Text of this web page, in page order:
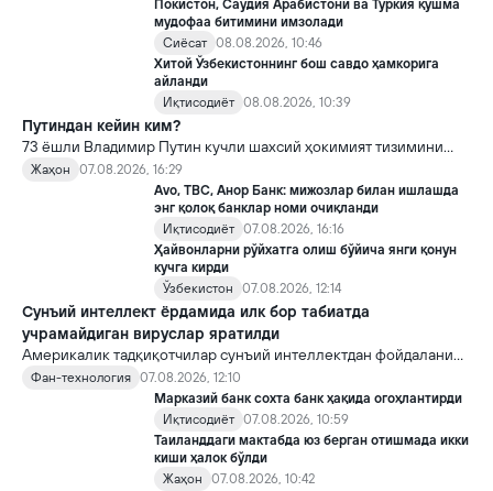
Покистон, Саудия Арабистони ва Туркия қўшма
мудофаа битимини имзолади
Сиёсат 08.08.2026, 10:46
Хитой Ўзбекистоннинг бош савдо ҳамкорига
айланди
Иқтисодиёт 08.08.2026, 10:39
Путиндан кейин ким?
73 ёшли Владимир Путин кучли шахсий ҳокимият тизимини
яратди, аммо ундан кейин ким келиши ва ҳокимиятни
топшириш механизми ҳали ноаниқ. Таҳлилчилар фикрича, бу
Кремлда ворислик жангига олиб келиши мумкин.
Жаҳон
07.08.2026, 16:29
Avo, TBC, Анор Банк: мижозлар билан ишлашда
энг қолоқ банклар номи очиқланди
Иқтисодиёт 07.08.2026, 16:16
Ҳайвонларни рўйхатга олиш бўйича янги қонун
кучга кирди
Ўзбекистон
07.08.2026, 12:14
Сунъий интеллект ёрдамида илк бор табиатда
учрамайдиган вируслар яратилди
Америкалик тадқиқотчилар сунъий интеллектдан фойдаланиб
16 та вирус яратди. Бу кашфиёт янги ютуқларга умид уйғотиш
билан бирга, ундан нотўғри мақсадда фойдаланиш борасидаги
хавотирларни ҳам кучайтирмоқда.
Фан-технология 07.08.2026, 12:10
Марказий банк сохта банк ҳақида огоҳлантирди
Иқтисодиёт 07.08.2026, 10:59
Таиланддаги мактабда юз берган отишмада икки
киши ҳалок бўлди
Жаҳон
07.08.2026, 10:42